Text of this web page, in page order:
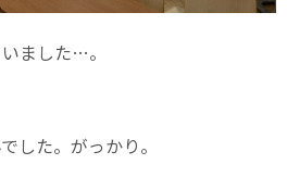
ました…。
した。がっかり。